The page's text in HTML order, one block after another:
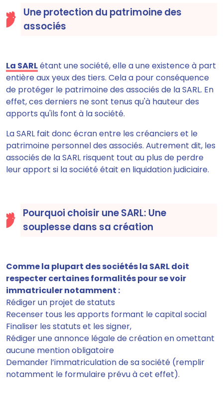
Une protection du patrimoine des
associés
La SARLétant une société, elle a une existence à part
entière aux yeux des tiers. Cela a pour conséquence
de protéger le patrimoine des associés de la SARL. En
effet,ces derniers ne sont tenus qu'à hauteur des
apports qu'ils font à la société.
La SARL fait donc écran entre les créanciers et le
patrimoine personnel des associés. Autrement dit, les
associés de la SARL risquent tout au plus de perdre
leur apport si la société était en liquidation judiciaire.
Pourquoi choisir une SARL: Une
souplesse dans sa création
Comme la plupart des sociétésla SARL doit
respecter certaines formalités pour se voir
immatriculernotamment :
Rédiger un projet de statuts
Recenser tous les apports formant le capital social
Finaliser les statuts et les signer,
Rédiger une annonce légale de création en omettant
aucune mention obligatoire
Demander l’immatriculation de sa société (remplir
notamment le formulaire prévu à cet effet).